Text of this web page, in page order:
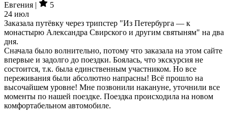
Евгения |
5
24 июл
Заказала путёвку через трипстер "Из Петербурга — к
монастырю Александра Свирского и другим святыням" на два
дня.
Сначала было волнительно, потому что заказала на этом сайте
впервые и задолго до поездки. Боялась, что экскурсия не
состоится, т.к. была единственным участником. Но все
переживания были абсолютно напрасны! Всё прошло на
высочайшем уровне! Мне позвонили накануне, уточнили все
моменты по нашей поездке. Поездка происходила на новом
комфортабельном автомобиле.